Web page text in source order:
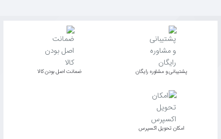
پشتیبانی و مشاوره رایگان ﺿﻤﺎﻧﺖ اﺻﻞ ﺑﻮدن ﮐﺎﻟﺎ
اﻣﮑﺎن ﺗﺤﻮﯾﻞ اﮐﺴﭙﺮس